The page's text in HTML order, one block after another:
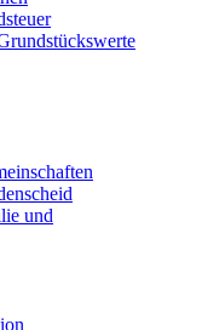
und